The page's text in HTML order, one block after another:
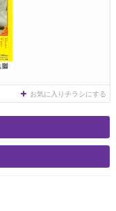
お気に入りチラシにする